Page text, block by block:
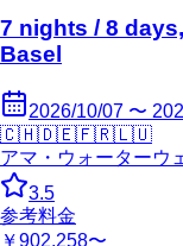
7 nights / 8
Basel
2026/10/07 〜
🇨🇭🇩🇪🇫🇷🇱🇺
アマ・ウォーターウ
3.5
参考料金
￥902,258〜